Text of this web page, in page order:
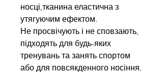
носці,тканина еластична з
утягуючим ефектом.
Не просвічують і не сповзають,
підходять для будь-яких
тренувань та занять спортом
або для повсякденного носіння.